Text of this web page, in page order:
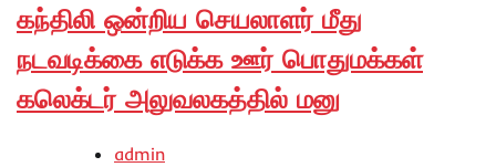
கந்திலி ஒன்றிய செயலாளர் மீது
நடவடிக்கை எடுக்க ஊர் பொதுமக்கள்
கலெக்டர் அலுவலகத்தில் மனு
admin